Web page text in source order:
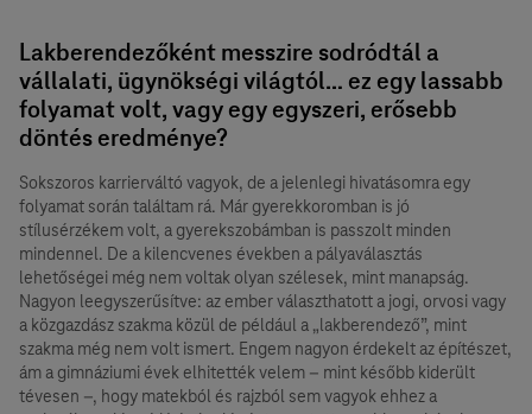
Lakberendezőként messzire sodródtál a
vállalati, ügynökségi világtól… ez egy lassabb
folyamat volt, vagy egy egyszeri, erősebb
döntés eredménye?
Sokszoros karrierváltó vagyok, de a jelenlegi hivatásomra egy
folyamat során találtam rá. Már gyerekkoromban is jó
stílusérzékem volt, a gyerekszobámban is passzolt minden
mindennel. De a kilencvenes években a pályaválasztás
lehetőségei még nem voltak olyan szélesek, mint manapság.
Nagyon leegyszerűsítve: az ember választhatott a jogi, orvosi vagy
a közgazdász szakma közül de például a „lakberendező”, mint
szakma még nem volt ismert. Engem nagyon érdekelt az építészet,
ám a gimnáziumi évek elhitették velem – mint később kiderült
tévesen –, hogy matekból és rajzból sem vagyok ehhez a